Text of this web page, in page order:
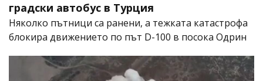
градски автобус в Турция
Няколко пътници са ранени, а тежката катастрофа
блокира движението по път D-100 в посока Одрин